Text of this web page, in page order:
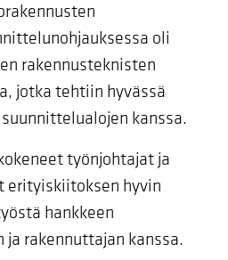
oli
rakennusteknisten
jotka tehtiin hyvässä
kanssa.
työnjohtajat ja
erityiskiitoksen hyvin
hankkeen
rakennuttajan kanssa.